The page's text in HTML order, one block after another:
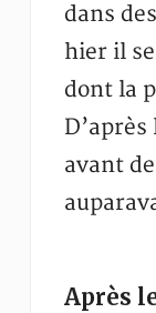
dans
hier il
dont la
avant
Après